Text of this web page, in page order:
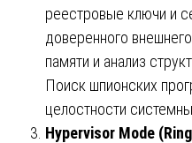
реестровые ключи и
доверенного
памяти и анализ
Поиск шпионских
целостности
Hypervisor Mode